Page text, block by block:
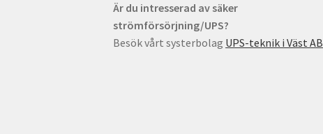
Är du intresserad av säker
strömförsörjning/UPS?
Besök vårt systerbolag UPS-teknik i Väst AB